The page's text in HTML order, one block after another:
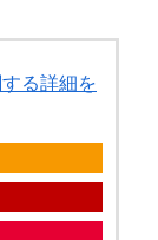
る詳細を